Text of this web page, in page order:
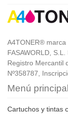
A4TONER®
FASAWORLD,
Registro Mercantil
Nº358787,
Menú principal
Cartuchos y tintas